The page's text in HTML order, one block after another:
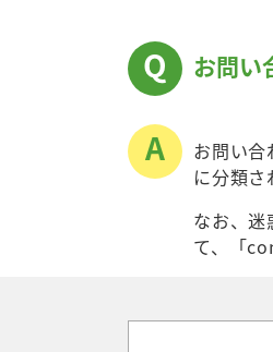
お問い
お問い
に分類さ
なお、
て、「